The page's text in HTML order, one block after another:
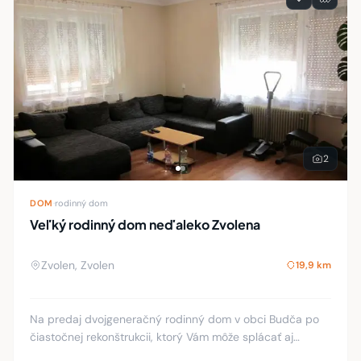
2
DOM rodinný dom
Veľký rodinný dom neďaleko Zvolena
Zvolen, Zvolen 19,9 km
Na predaj dvojgeneračný rodinný dom v obci Budča po
čiastočnej rekonštrukcii, ktorý Vám môže splácať aj